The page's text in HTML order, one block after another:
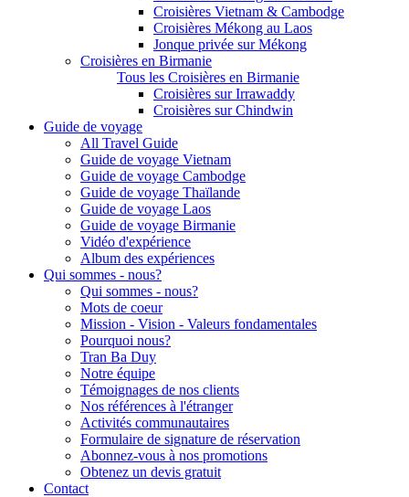
Croisières Vietnam & Cambodge
Croisières Mékong au Laos
Jonque privée sur Mékong
Croisières en Birmanie
Tous les Croisières en Birmanie
Croisières sur Irrawaddy
Croisières sur Chindwin
Guide de voyage
All Travel Guide
Guide de voyage Vietnam
Guide de voyage Cambodge
Guide de voyage Thaïlande
Guide de voyage Laos
Guide de voyage Birmanie
Vidéo d'expérience
Album des expériences
Qui sommes - nous?
Qui sommes - nous?
Mots de coeur
Mission - Vision - Valeurs fondamentales
Pourquoi nous?
Tran Ba Duy
Notre équipe
Témoignages de nos clients
Nos références à l'étranger
Activités communautaires
Formulaire de signature de réservation
Abonnez-vous à nos promotions
Obtenez un devis gratuit
Contact